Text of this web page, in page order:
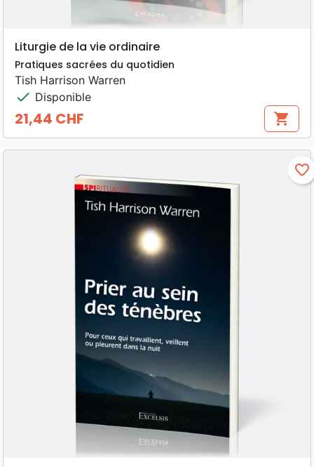
Liturgie de la vie ordinaire
Pratiques sacrées du quotidien
Tish Harrison Warren
check Disponible
Prix
21,44 CHF shopping_cart
favorite_border